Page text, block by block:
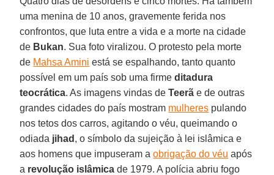
uma menina de 10 anos, gravemente ferida nos
confrontos, que luta entre a vida e a morte na cidade
de Bukan. Sua foto viralizou. O protesto pela morte
de Mahsa Amini está se espalhando, tanto quanto
possível em um país sob uma firmeditadura
teocrática. As imagens vindas deTeerã e de outras
grandes cidades do país mostram mulheres pulando
nos tetos dos carros, agitando o véu, queimando o
odiada jihad , o símbolo da sujeição à lei islâmica e
aos homens que impuseram aobrigação do véu após
a revolução islâmica de 1979. A polícia abriu fogo